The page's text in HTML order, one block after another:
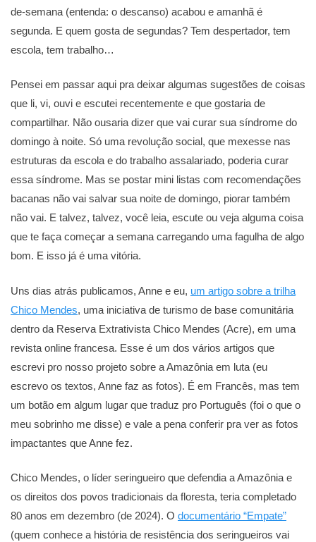
de-semana (entenda: o descanso) acabou e amanhã é
segunda. E quem gosta de segundas? Tem despertador, tem
escola, tem trabalho…
Pensei em passar aqui pra deixar algumas sugestões de coisas
que li, vi, ouvi e escutei recentemente e que gostaria de
compartilhar. Não ousaria dizer que vai curar sua síndrome do
domingo à noite. Só uma revolução social, que mexesse nas
estruturas da escola e do trabalho assalariado, poderia curar
essa síndrome. Mas se postar mini listas com recomendações
bacanas não vai salvar sua noite de domingo, piorar também
não vai. E talvez, talvez, você leia, escute ou veja alguma coisa
que te faça começar a semana carregando uma fagulha de algo
bom. E isso já é uma vitória.
Uns dias atrás publicamos, Anne e eu, um artigo sobre a trilha
Chico Mendes, uma iniciativa de turismo de base comunitária
dentro da Reserva Extrativista Chico Mendes (Acre), em uma
revista online francesa. Esse é um dos vários artigos que
escrevi pro nosso projeto sobre a Amazônia em luta (eu
escrevo os textos, Anne faz as fotos). É em Francês, mas tem
um botão em algum lugar que traduz pro Português (foi o que o
meu sobrinho me disse) e vale a pena conferir pra ver as fotos
impactantes que Anne fez.
Chico Mendes, o líder seringueiro que defendia a Amazônia e
os direitos dos povos tradicionais da floresta, teria completado
80 anos em dezembro (de 2024). O documentário “Empate”
(quem conhece a história de resistência dos seringueiros vai